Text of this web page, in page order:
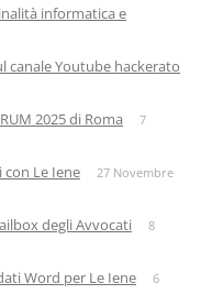
informatica e
canale Youtube hackerato
2025 di Roma
7
con Le Iene
27 Novembre
degli Avvocati
8
Word per Le Iene
6